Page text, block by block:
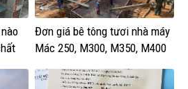
Đơn giá bê tông tươi nhà máy
Mác 250, M300, M350, M400